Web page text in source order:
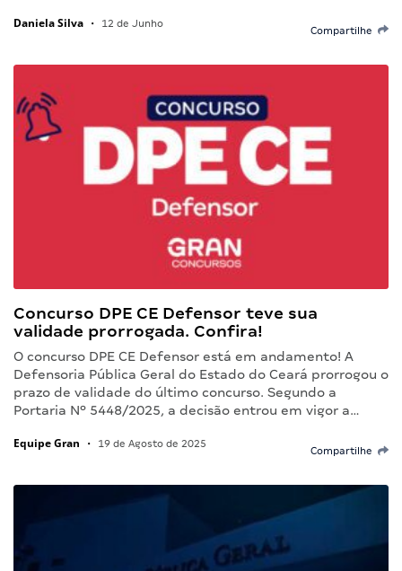
Daniela Silva • 12 de Junho
Compartilhe
Concurso DPE CE Defensor teve sua
validade prorrogada. Confira!
O concurso DPE CE Defensor está em andamento! A
Defensoria Pública Geral do Estado do Ceará prorrogou o
prazo de validade do último concurso. Segundo a
Portaria Nº 5448/2025, a decisão entrou em vigor a…
Equipe Gran • 19 de Agosto de 2025
Compartilhe